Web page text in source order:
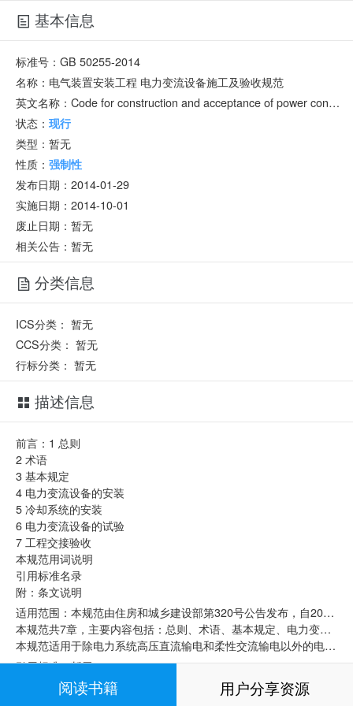
基本信息
标准号： GB 50255-2014
名称： 电气装置安装工程 电力变流设备施工及验收规范
英文名称： Code for construction and acceptance of power conversion equipment electric equipment installation engineering
状态： 现行
类型： 暂无
性质： 强制性
发布日期： 2014-01-29
实施日期： 2014-10-01
废止日期： 暂无
相关公告：暂无
分类信息
ICS分类： 暂无
CCS分类： 暂无
行标分类： 暂无
描述信息
前言：1 总则
2 术语
3 基本规定
4 电力变流设备的安装
5 冷却系统的安装
6 电力变流设备的试验
7 工程交接验收
本规范用词说明
引用标准名录
附：条文说明
适用范围：本规范由住房和城乡建设部第320号公告发布，自2014年10月1日实施。
本规范共7章，主要内容包括：总则、术语、基本规定、电力变流设备的安装、冷却系统的安装、电力变流设备的试验、工程交接验收。
本规范适用于除电力系统高压直流输电和柔性交流输电以外的电力变流设备的施工、调试及验收。
引用标准：暂无
相关标准
阅读书籍 用户分享资源